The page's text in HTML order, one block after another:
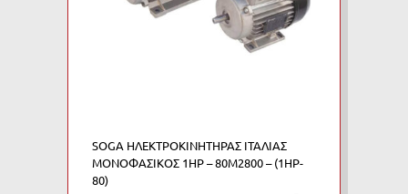
SOGA ΗΛΕΚΤΡΟΚΙΝΗΤΗΡΑΣ ΙΤΑΛΙΑΣ
ΜΟΝΟΦΑΣΙΚΟΣ 1HP – 80M2800 – (1HP-
80)